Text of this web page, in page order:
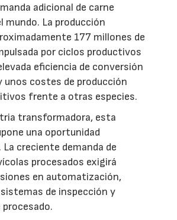
adicional de carne
mundo. La producción
177 millones de
por ciclos productivos
eficiencia de conversión
unos costes de producción
frente a otras especies.
transformadora, esta
una oportunidad
creciente demanda de
procesados exigirá
en automatización,
de inspección y
procesado.